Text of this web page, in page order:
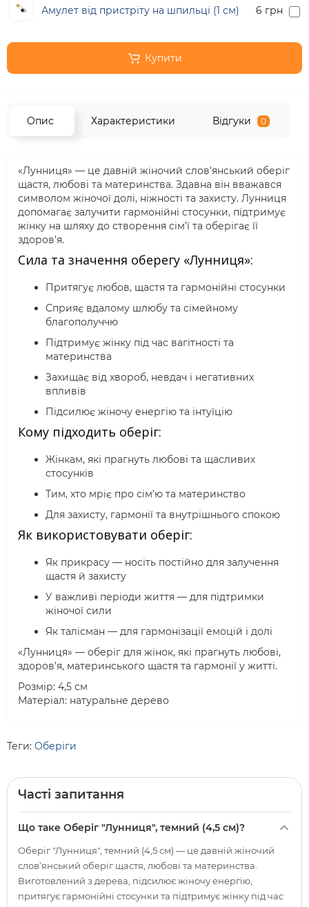
Амулет від пристріту на шпильці (1 см) 6 грн
Купити
Опис Характеристики Відгуки 0
«Лунниця» — це давній жіночий слов’янський оберіг
щастя, любові та материнства. Здавна він вважався
символом жіночої долі, ніжності та захисту. Лунниця
допомагає залучити гармонійні стосунки, підтримує
жінку на шляху до створення сім’ї та оберігає її
здоров’я.
Сила та значення оберегу «Лунниця»:
Притягує любов, щастя та гармонійні стосунки
Сприяє вдалому шлюбу та сімейному
благополуччю
Підтримує жінку під час вагітності та
материнства
Захищає від хвороб, невдач і негативних
впливів
Підсилює жіночу енергію та інтуїцію
Кому підходить оберіг:
Жінкам, які прагнуть любові та щасливих
стосунків
Тим, хто мріє про сім’ю та материнство
Для захисту, гармонії та внутрішнього спокою
Як використовувати оберіг:
Як прикрасу — носіть постійно для залучення
щастя й захисту
У важливі періоди життя — для підтримки
жіночої сили
Як талісман — для гармонізації емоцій і долі
«Лунниця» — оберіг для жінок, які прагнуть любові,
здоров’я, материнського щастя та гармонії у житті.
Розмір: 4,5 см
Матеріал: натуральне дерево
Теги: Оберіги
Часті запитання
Що таке Оберіг "Лунниця", темний (4,5 см)?
Оберіг "Лунниця", темний (4,5 см) — це давній жіночий
слов’янський оберіг щастя, любові та материнства.
Виготовлений з дерева, підсилює жіночу енергію,
притягує гармонійні стосунки та підтримує жінку під час